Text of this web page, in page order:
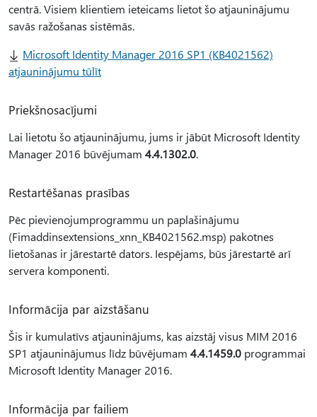
centrā. Visiem klientiem ieteicams lietot šo atjauninājumu
savās ražošanas sistēmās.
Microsoft Identity Manager 2016 SP1 (KB4021562)
atjauninājumu tūlīt
Priekšnosacījumi
Lai lietotu šo atjauninājumu, jums ir jābūt Microsoft Identity
Manager 2016 būvējumam 4.4.1302.0.
Restartēšanas prasības
Pēc pievienojumprogrammu un paplašinājumu
(Fimaddinsextensions_xnn_KB4021562.msp) pakotnes
lietošanas ir jārestartē dators. Iespējams, būs jārestartē arī
servera komponenti.
Informācija par aizstāšanu
Šis ir kumulatīvs atjauninājums, kas aizstāj visus MIM 2016
SP1 atjauninājumus līdz būvējumam 4.4.1459.0 programmai
Microsoft Identity Manager 2016.
Informācija par failiem